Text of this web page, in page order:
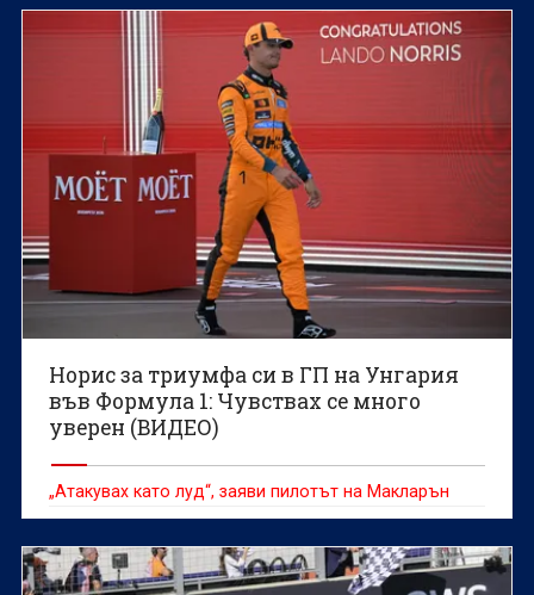
Норис за триумфа си в ГП на Унгария
във Формула 1: Чувствах се много
уверен (ВИДЕО)
„Атакувах като луд“, заяви пилотът на Макларън